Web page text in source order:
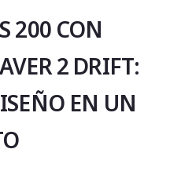
200 CON
2 DRIFT:
EN UN